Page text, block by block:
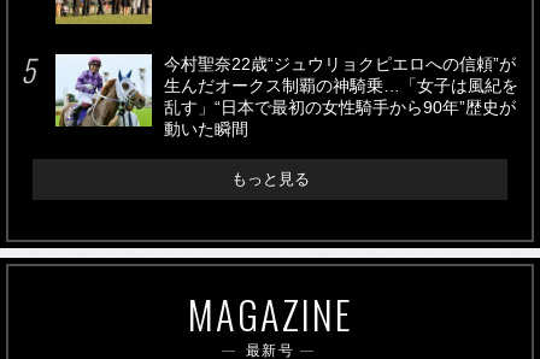
今村聖奈22歳“ジュウリョクピエロへの信頼”が
生んだオークス制覇の神騎乗…「女子は風紀を
乱す」“日本で最初の女性騎手から90年”歴史が
動いた瞬間
もっと見る
MAGAZINE
最新号